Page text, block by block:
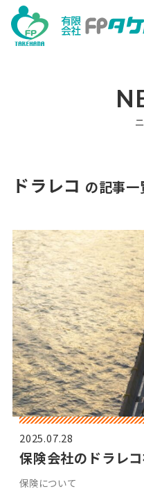
ドラレコ の記事一
2025.07.28
保険会社のドラレ
保険について